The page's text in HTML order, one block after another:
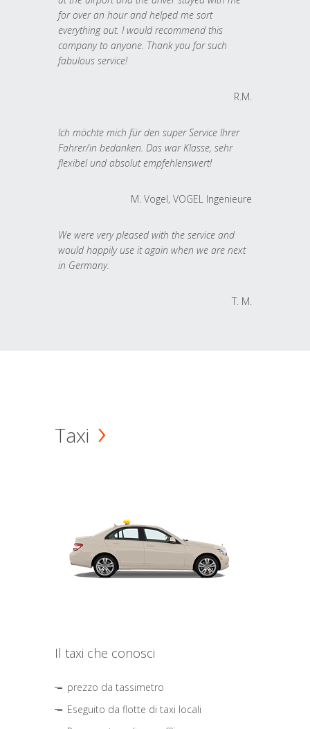
for over an hour and helped me sort
everything out. I would recommend this
company to anyone. Thank you for such
fabulous service!
R.M.
Ich möchte mich für den super Service Ihrer
Fahrer/in bedanken. Das war Klasse, sehr
flexibel und absolut empfehlenswert!
M. Vogel, VOGEL Ingenieure
We were very pleased with the service and
would happily use it again when we are next
in Germany.
T. M.
Taxi
Il taxi che conosci
prezzo da tassimetro
Eseguito da flotte di taxi locali